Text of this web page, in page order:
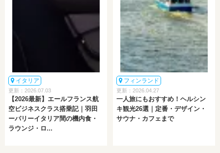
イタリア
更新：2026.07.03
【2026最新】エールフランス航
空ビジネスクラス搭乗記｜羽田
ーパリーイタリア間の機内食・
ラウンジ・ロ...
フィンランド
更新：2026.04.27
一人旅にもおすすめ！ヘルシン
キ観光26選｜定番・デザイン・
サウナ・カフェまで